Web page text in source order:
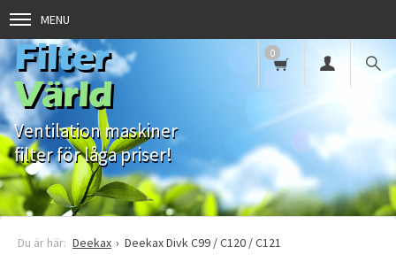
MENU
Filter
Värld
Ventilation maskiner
filter för låga priser!
0
Deekax Deekax Divk C99 / C120 / C121